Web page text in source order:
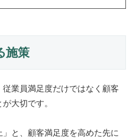
施策
業員満足度だけではなく顧客
大切です。
と、顧客満足度を高めた先に